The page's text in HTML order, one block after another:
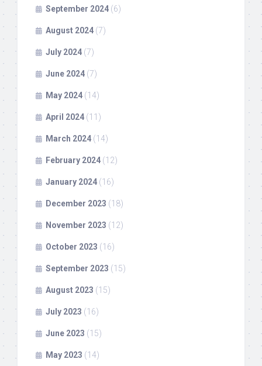
September 2024 (6)
August 2024 (7)
July 2024 (7)
June 2024 (7)
May 2024 (14)
April 2024 (11)
March 2024 (14)
February 2024 (12)
January 2024 (16)
December 2023 (18)
November 2023 (12)
October 2023 (16)
September 2023 (15)
August 2023 (15)
July 2023 (16)
June 2023 (15)
May 2023 (14)